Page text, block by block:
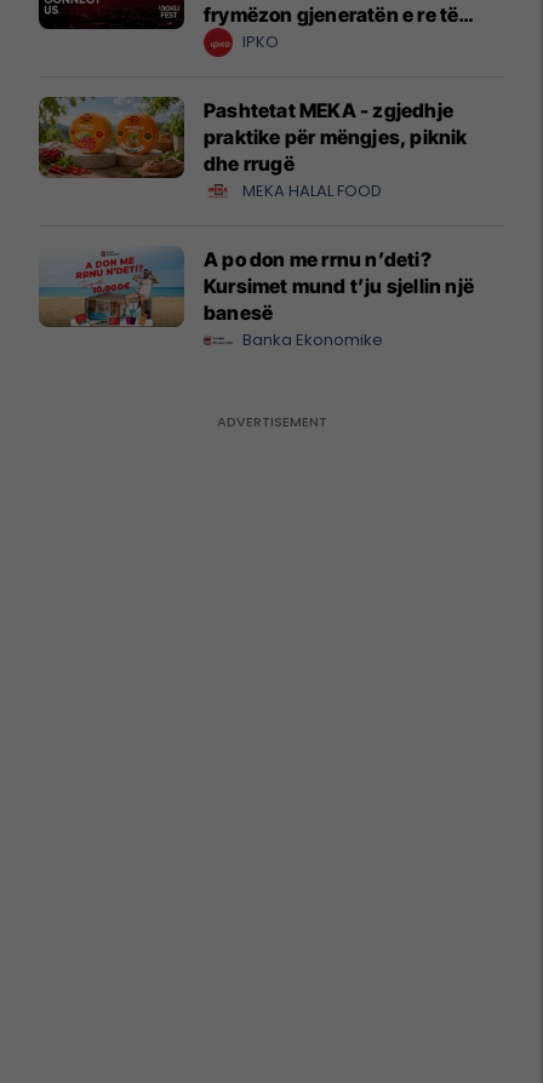
frymëzon gjeneratën e re të
krijuesve
IPKO
Pashtetat MEKA - zgjedhje
praktike për mëngjes, piknik
dhe rrugë
MEKA HALAL FOOD
A po don me rrnu n’deti?
Kursimet mund t’ju sjellin një
banesë
Banka Ekonomike